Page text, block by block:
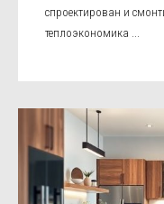
спроектирован и
теплоэкономика ...